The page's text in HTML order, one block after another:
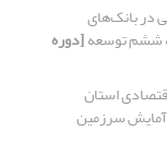
در بانک‌های
ششم توسعه[دوره
استان
آمایش سرزمین